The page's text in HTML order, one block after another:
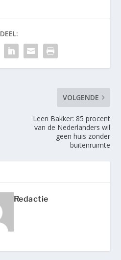
DEEL:
VOLGENDE
Leen Bakker: 85 procent
van de Nederlanders wil
geen huis zonder
buitenruimte
Redactie